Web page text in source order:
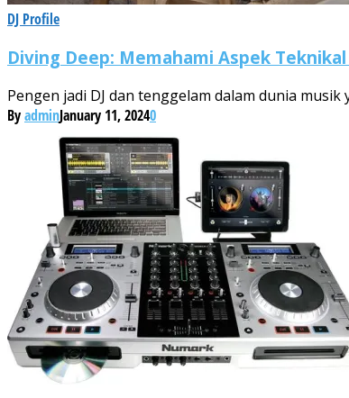
DJ Profile
Diving Deep: Memahami Aspek
Pengen jadi DJ dan tenggelam dalam dunia
ByadminJanuary 11, 20240